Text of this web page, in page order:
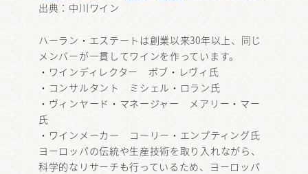
出典： 中川ワイン
ハーラン・エステートは創業以来30年以上、同じ
メンバーが一貫してワインを作っています。
・ワインディレクター ボブ・レヴィ氏
・コンサルタント ミシェル・ロラン氏
・ヴィンヤード・マネージャー メアリー・マー
氏
・ワインメーカー コーリー・エンプティング氏
ヨーロッパの伝統や生産技術を取り入れながら、
科学的なリサーチも行っているため、ヨーロッパ